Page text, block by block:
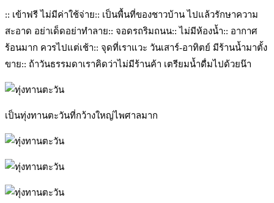
:: เข้าฟรี ไม่มีค่าใช้จ่าย:: เป็นพื้นที่ของชาวบ้าน ไปแล้วรักษาความ
สะอาด อย่าเด็ดอย่าทำลาย:: จอดรถริมถนน:: ไม่มีห้องน้ำ:: อากาศ
ร้อนมาก ควรไปแต่เช้า:: จุดที่เราแวะ วันเสาร์-อาทิตย์ มีร้านน้ำมาตั้ง
ขาย:: ถ้าวันธรรมดาเราคิดว่าไม่มีร้านค้า เตรียมน้ำดื่มไปด้วยน๊า
เป็นทุ่งทานตะวันที่กว้างใหญ่ไพศาลมาก